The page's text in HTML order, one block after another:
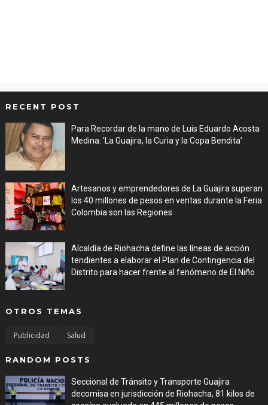
RECENT POST
Para Recordar de la mano de Luis Eduardo Acosta
Medina: 'La Guajira, la Curia y la Copa Bendita'
Artesanos y emprendedores de La Guajira superan
los 40 millones de pesos en ventas durante la Feria
Colombia son las Regiones
Alcaldía de Riohacha define las líneas de acción
tendientes a elaborar el Plan de Contingencia del
Distrito para hacer frente al fenómeno de El Niño
OTROS TEMAS
Publicidad Salud
RANDOM POSTS
Seccional de Tránsito y Transporte Guajira
decomisa en jurisdicción de Riohacha, 81 kilos de